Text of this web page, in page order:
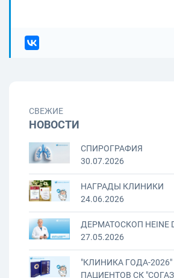
СВЕЖИЕ
НОВОСТИ
СПИРОГРАФИЯ
30.07.2026
НАГРАДЫ КЛИНИКИ
24.06.2026
ДЕРМАТОСКОП HEINE
27.05.2026
"КЛИНИКА ГОДА-
ПАЦИЕНТОВ СК